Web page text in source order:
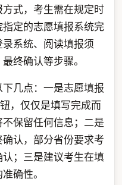
式，考生需在规定时
定的志愿填报系统完
系统、阅读填报须
终确认等步骤。
几点：一是志愿填报
，仅仅是填写完成而
保留任何信息；二是
认，部分省份要求考
；三是建议考生在填
确性。